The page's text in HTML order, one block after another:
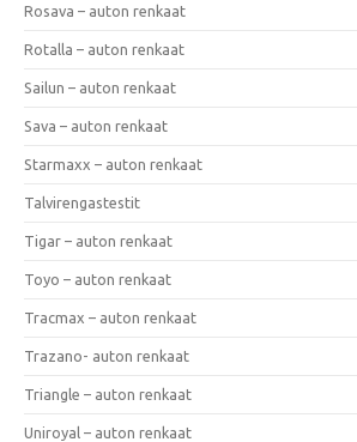
Rosava – auton renkaat
Rotalla – auton renkaat
Sailun – auton renkaat
Sava – auton renkaat
Starmaxx – auton renkaat
Talvirengastestit
Tigar – auton renkaat
Toyo – auton renkaat
Tracmax – auton renkaat
Trazano- auton renkaat
Triangle – auton renkaat
Uniroyal – auton renkaat